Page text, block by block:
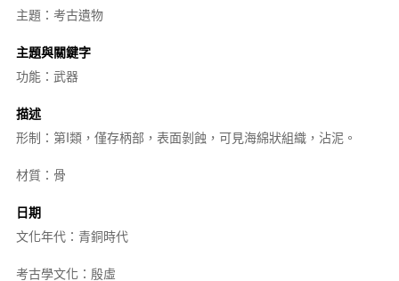
主題：考古遺物
主題與關鍵字
功能：武器
描述
形制：第I類，僅存柄部，表面剝蝕，可見海綿狀組織，沾泥。
材質：骨
日期
文化年代：青銅時代
考古學文化：殷虛